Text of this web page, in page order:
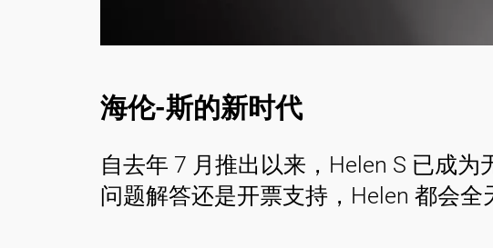
海伦-斯的新时代
自去年 7 月推出以来，Helen S 已成
问题解答还是开票支持，Helen 都会全